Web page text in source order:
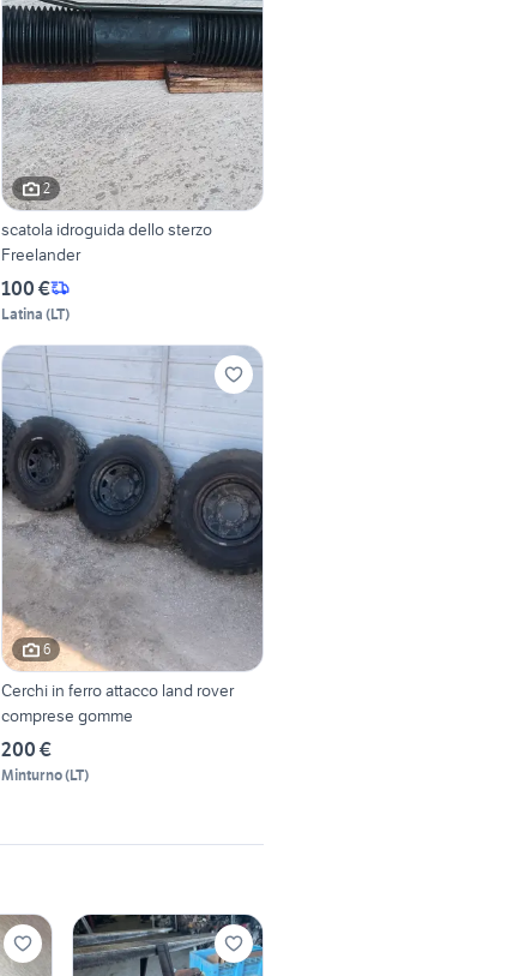
2
scatola idroguida dello sterzo
Freelander
100 €
Latina (LT)
6
Cerchi in ferro attacco land rover
comprese gomme
200 €
Minturno(LT)